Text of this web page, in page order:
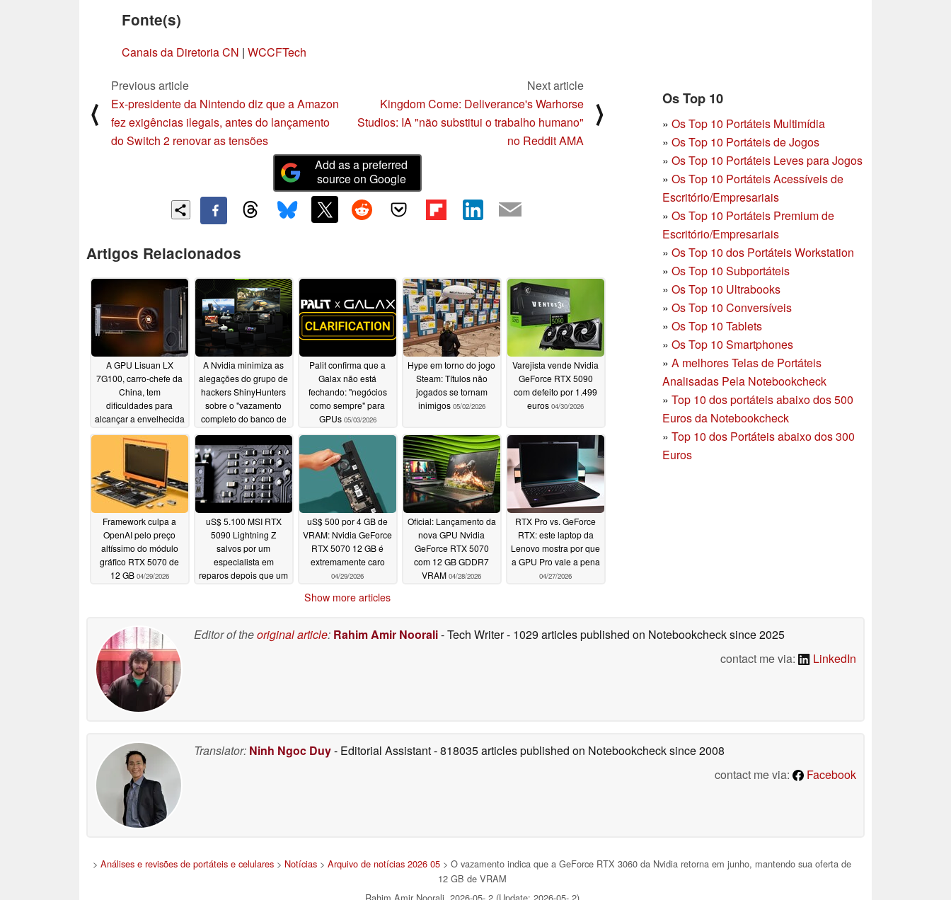
Fonte(s)
Canais da Diretoria CN | WCCFTech
Os Top 10
» Os Top 10 Portáteis Multimídia
» Os Top 10 Portáteis de Jogos
» Os Top 10 Portáteis Leves para Jogos
» Os Top 10 Portáteis Acessíveis de
Escritório/Empresariais
» Os Top 10 Portáteis Premium de
Escritório/Empresariais
» Os Top 10 dos Portáteis Workstation
» Os Top 10 Subportáteis
» Os Top 10 Ultrabooks
» Os Top 10 Conversíveis
» Os Top 10 Tablets
» Os Top 10 Smartphones
» A melhores Telas de Portáteis
Analisadas Pela Notebookcheck
» Top 10 dos portáteis abaixo dos 500
Euros da Notebookcheck
» Top 10 dos Portáteis abaixo dos 300
Euros
⟨
Previous article
Ex-presidente da Nintendo diz que a Amazon
fez exigências ilegais, antes do lançamento
do Switch 2 renovar as tensões
Next article
Kingdom Come: Deliverance's Warhorse
Studios: IA "não substitui o trabalho humano"
no Reddit AMA
⟩
Add as a preferred
source on Google
Artigos Relacionados
A GPU Lisuan LX
7G100, carro-chefe da
China, tem
dificuldades para
alcançar a envelhecida
um novo teste05/23/2026
A Nvidia minimiza as
alegações do grupo de
hackers ShinyHunters
sobre o "vazamento
completo do banco de
Now05/06/2026
Palit confirma que a
Galax não está
fechando: "negócios
como sempre" para
GPUs 05/03/2026
Hype em torno do jogo
Steam: Títulos não
jogados se tornam
inimigos 05/02/2026
Varejista vende Nvidia
GeForce RTX 5090
com defeito por 1.499
euros 04/30/2026
Framework culpa a
OpenAI pelo preço
altíssimo do módulo
gráfico RTX 5070 de
12 GB 04/29/2026
uS$ 5.100 MSI RTX
5090 Lightning Z
salvos por um
especialista em
reparos depois que um
pudesse ser
inicializado 04/29/2026
uS$ 500 por 4 GB de
VRAM: Nvidia GeForce
RTX 5070 12 GB é
extremamente caro
04/29/2026
Oficial: Lançamento da
nova GPU Nvidia
GeForce RTX 5070
com 12 GB GDDR7
VRAM 04/28/2026
RTX Pro vs. GeForce
RTX: este laptop da
Lenovo mostra por que
a GPU Pro vale a pena
04/27/2026
Show more articles
Editor of theoriginal article: Rahim Amir Noorali- Tech Writer- 1029 articles published on Notebookchecksince 2025
contact me via:
LinkedIn
Translator: Ninh Ngoc Duy- Editorial Assistant- 818035 articles published on Notebookchecksince 2008
contact me via:
Facebook
> Análises e revisões de portáteis e celulares > Notícias > Arquivo de notícias 2026 05 > O vazamento indica que a GeForce RTX 3060 da Nvidia retorna em junho, mantendo sua oferta de
12 GB de VRAM
Rahim Amir Noorali, 2026-05- 2 (Update: 2026-05- 2)